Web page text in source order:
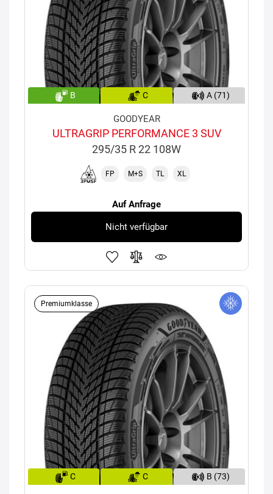
B C A (71)
GOODYEAR
ULTRAGRIP PERFORMANCE 3 SUV
295/35 R 22 108W
FP M+S TL XL
Auf Anfrage
Nicht verfügbar
Premiumklasse
C C B (73)